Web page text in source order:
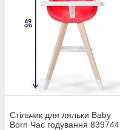
Стільчик для ляльки Baby
Born Час годування 839744